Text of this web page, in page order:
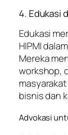
4. Edukasi
Edukasi
HIPMI
Mereka
workshop,
bisnis dan
Advokasi